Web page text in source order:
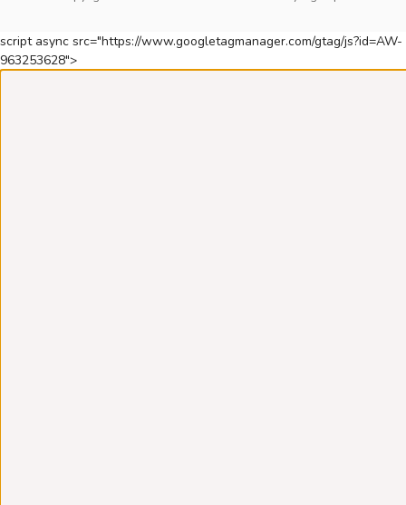
script async src="https://www.googletagmanager.com/gtag/js?id=AW-
963253628">